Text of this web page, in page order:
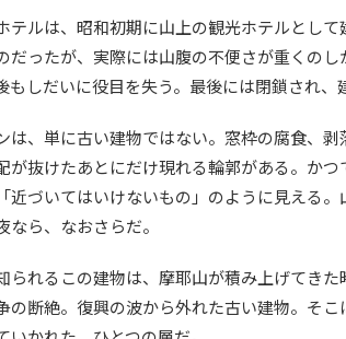
テルは、昭和初期に山上の観光ホテルとし
だったが、実際には山腹の不便さが重くの
もしだいに役目を失う。最後には閉鎖され、
は、単に古い建物ではない。窓枠の腐食、
が抜けたあとにだけ現れる輪郭がある。か
近づいてはいけないもの」のように見える
なら、なおさらだ。
られるこの建物は、摩耶山が積み上げてき
の断絶。復興の波から外れた古い建物。そこ